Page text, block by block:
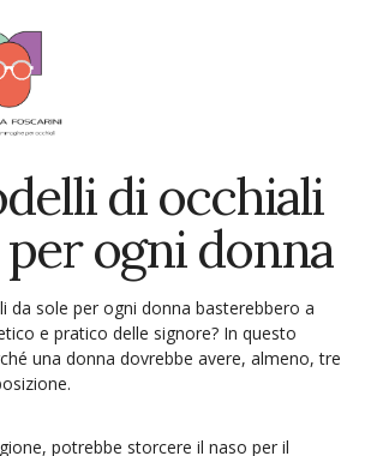
di occhiali
per ogni donna
da sole per ogni donna basterebbero a
e pratico delle signore? In questo
una donna dovrebbe avere, almeno, tre
potrebbe storcere il naso per il